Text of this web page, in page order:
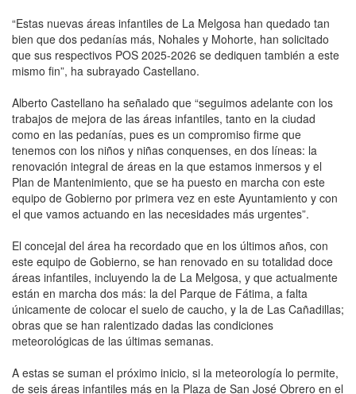
“Estas nuevas áreas infantiles de La Melgosa han quedado tan
bien que dos pedanías más, Nohales y Mohorte, han solicitado
que sus respectivos POS 2025-2026 se dediquen también a este
mismo fin”, ha subrayado Castellano.
Alberto Castellano ha señalado que “seguimos adelante con los
trabajos de mejora de las áreas infantiles, tanto en la ciudad
como en las pedanías, pues es un compromiso firme que
tenemos con los niños y niñas conquenses, en dos líneas: la
renovación integral de áreas en la que estamos inmersos y el
Plan de Mantenimiento, que se ha puesto en marcha con este
equipo de Gobierno por primera vez en este Ayuntamiento y con
el que vamos actuando en las necesidades más urgentes”.
El concejal del área ha recordado que en los últimos años, con
este equipo de Gobierno, se han renovado en su totalidad doce
áreas infantiles, incluyendo la de La Melgosa, y que actualmente
están en marcha dos más: la del Parque de Fátima, a falta
únicamente de colocar el suelo de caucho, y la de Las Cañadillas;
obras que se han ralentizado dadas las condiciones
meteorológicas de las últimas semanas.
A estas se suman el próximo inicio, si la meteorología lo permite,
de seis áreas infantiles más en la Plaza de San José Obrero en el